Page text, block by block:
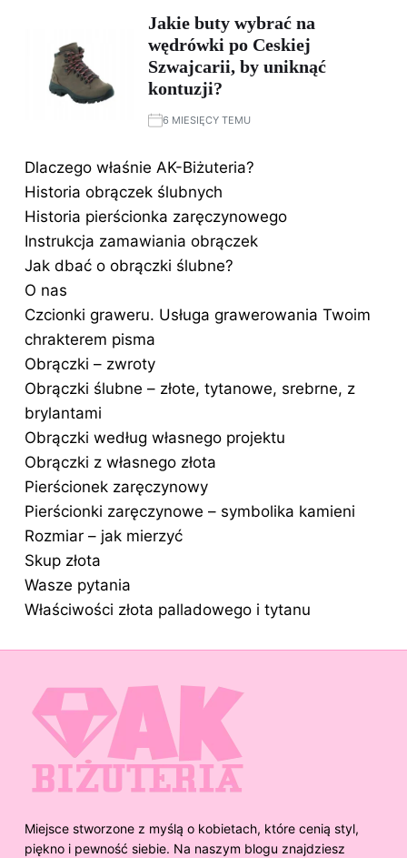
Jakie buty wybrać na
wędrówki po Ceskiej
Szwajcarii, by uniknąć
kontuzji?
6 MIESIĘCY TEMU
Dlaczego właśnie AK-Biżuteria?
Historia obrączek ślubnych
Historia pierścionka zaręczynowego
Instrukcja zamawiania obrączek
Jak dbać o obrączki ślubne?
O nas
Czcionki graweru. Usługa grawerowania Twoim
chrakterem pisma
Obrączki – zwroty
Obrączki ślubne – złote, tytanowe, srebrne, z
brylantami
Obrączki według własnego projektu
Obrączki z własnego złota
Pierścionek zaręczynowy
Pierścionki zaręczynowe – symbolika kamieni
Rozmiar – jak mierzyć
Skup złota
Wasze pytania
Właściwości złota palladowego i tytanu
Miejsce stworzone z myślą o kobietach, które cenią styl,
piękno i pewność siebie. Na naszym blogu znajdziesz